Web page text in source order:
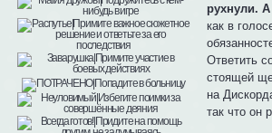
рухнули.
как в
Ответить
стоящей
на
так что он